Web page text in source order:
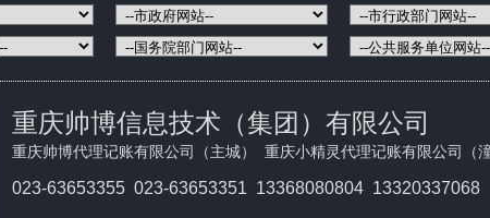
重庆帅博信息技术（集团）有限公司
重庆帅博代理记账有限公司（主城） 重庆小精灵代理记账有限公司（潼
023-63653355 023-63653351 13368080804 13320337068